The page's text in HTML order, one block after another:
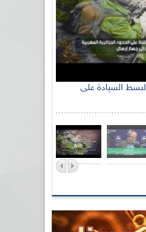
الإذاعة الجزائرية تحي الذكرى 59 لبسط السيادة على